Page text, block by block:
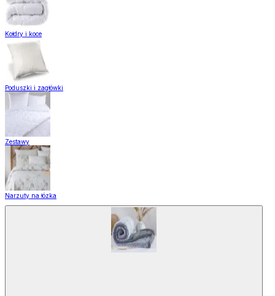
Kołdry i koce
Poduszki i zagłówki
Zestawy
Narzuty na łózka